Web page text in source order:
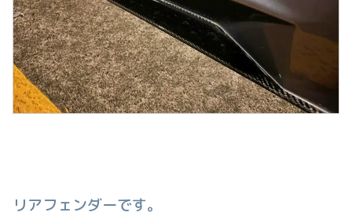
リアフェンダーです。